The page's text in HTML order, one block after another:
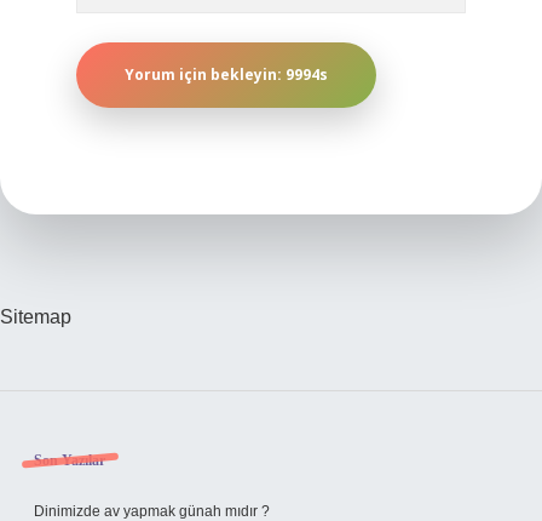
Sitemap
Sidebar
Son Yazılar
Dinimizde av yapmak günah mıdır ?